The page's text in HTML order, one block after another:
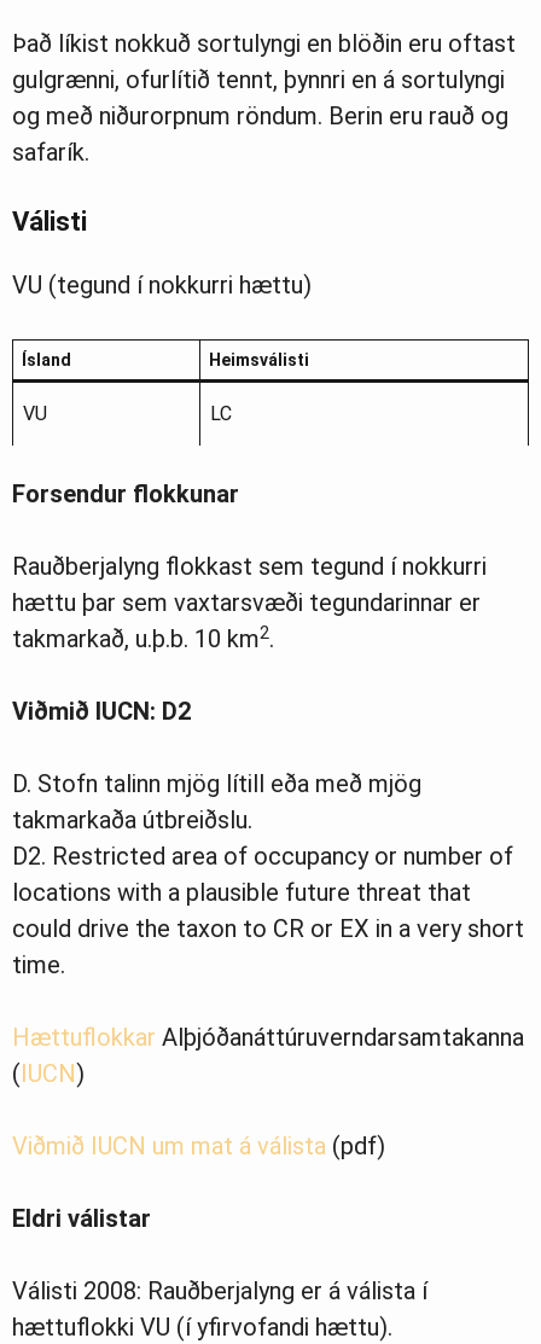
Það líkist nokkuð sortulyngi en blöðin eru oftast
gulgrænni, ofurlítið tennt, þynnri en á sortulyngi
og með niðurorpnum röndum. Berin eru rauð og
safarík.
Válisti
VU (tegund í nokkurri hættu)
Ísland Heimsválisti
VU LC
Forsendur flokkunar
Rauðberjalyng flokkast sem tegund í nokkurri
hættu þar sem vaxtarsvæði tegundarinnar er
takmarkað, u.þ.b. 10 km2.
Viðmið IUCN: D2
D. Stofn talinn mjög lítill eða með mjög
takmarkaða útbreiðslu.
D2. Restricted area of occupancy or number of
locations with a plausible future threat that
could drive the taxon to CR or EX in a very short
time.
Hættuflokkar Alþjóðanáttúruverndarsamtakanna
(IUCN)
Viðmið IUCN um mat á válista (pdf)
Eldri válistar
Válisti 2008: Rauðberjalyng er á válista í
hættuflokki VU (í yfirvofandi hættu).